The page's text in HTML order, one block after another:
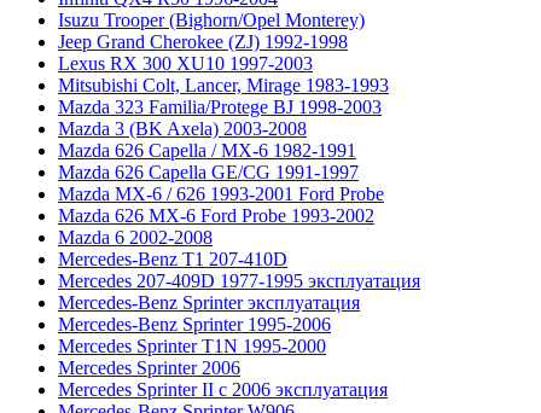
Isuzu Trooper (Bighorn/Opel Monterey)
Jeep Grand Cherokee (ZJ) 1992-1998
Lexus RX 300 XU10 1997-2003
Mitsubishi Colt, Lancer, Mirage 1983-1993
Mazda 323 Familia/Protege BJ 1998-2003
Mazda 3 (BK Axela) 2003-2008
Mazda 626 Capella / MX-6 1982-1991
Mazda 626 Capella GE/CG 1991-1997
Mazda MX-6 / 626 1993-2001 Ford Probe
Mazda 626 MX-6 Ford Probe 1993-2002
Mazda 6 2002-2008
Mercedes-Benz T1 207-410D
Mercedes 207-409D 1977-1995 эксплуатация
Mercedes-Benz Sprinter эксплуатация
Mercedes-Benz Sprinter 1995-2006
Mercedes Sprinter T1N 1995-2000
Mercedes Sprinter 2006
Mercedes Sprinter II с 2006 эксплуатация